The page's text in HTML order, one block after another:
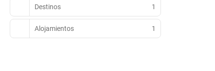
Destinos 1
Alojamientos 1